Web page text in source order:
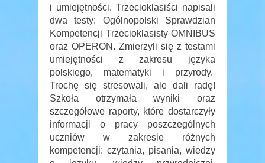
i umiejętności. Trzecioklasiści napisali
dwa testy: Ogólnopolski Sprawdzian
Kompetencji Trzecioklasisty OMNIBUS
oraz OPERON. Zmierzyli się z testami
umiejętności z zakresu języka
polskiego, matematyki i przyrody.
Trochę się stresowali, ale dali radę!
Szkoła otrzymała wyniki oraz
szczegółowe raporty, które dostarczyły
informacji o pracy poszczególnych
uczniów w zakresie różnych
kompetencji: czytania, pisania, wiedzy